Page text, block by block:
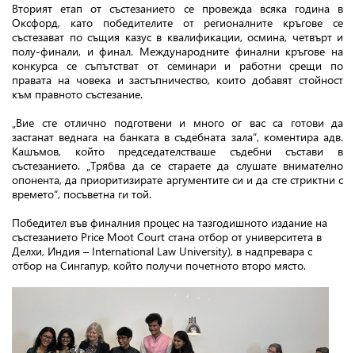
Вторият етап от състезанието се провежда всяка година в
Оксфорд, като победителите от регионалните кръгове се
състезават по същия казус в квалификации, осмина, четвърт и
полу-финали, и финал. Международните финални кръгове на
конкурса се съпътстват от семинари и работни срещи по
правата на човека и застъпничество, които добавят стойност
към правното състезание.
„Вие сте отлично подготвени и много ог вас са готови да
застанат веднага на банката в съдебната зала“, коментира адв.
Кашъмов, който председателстваше съдебни състави в
състезанието. „Трябва да се стараете да слушате внимателно
опонента, да приоритизирате аргументите си и да сте стриктни с
времето“, посъветна ги той.
Победител във финалния процес на тазгодишното издание на
състезанието Price Moot Court стана отбор от университета в
Делхи, Индия – International Law University), в надпревара с
отбор на Сингапур, който получи почетното второ място.